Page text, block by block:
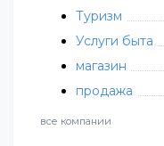
Туризм
Услуги быта
магазин
продажа
все компании